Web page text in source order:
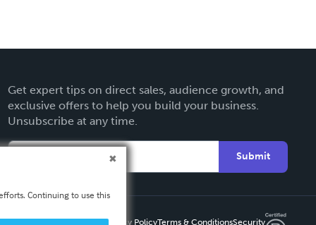
Get expert tips on direct sales, audience growth, and
exclusive offers to help you build your business.
Unsubscribe at any time.
Submit
Privacy PolicyTerms & ConditionsSecurity
Continuing to use this